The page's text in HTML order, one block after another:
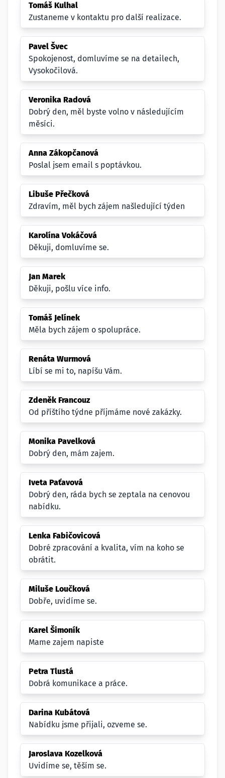
Tomáš Kulhal
Zustaneme v kontaktu pro další realizace.
Pavel Švec
Spokojenost, domluvíme se na detailech,
Vysokočilová.
Veronika Radová
Dobrý den, měl byste volno v následujícím
měsíci.
Anna Zákopčanová
Poslal jsem email s poptávkou.
Libuše Přečková
Zdravím, měl bych zájem našledující týden
Karolína Vokáčová
Děkuji, domluvíme se.
Jan Marek
Děkuji, pošlu více info.
Tomáš Jelínek
Měla bych zájem o spolupráce.
Renáta Wurmová
Líbí se mi to, napíšu Vám.
Zdeněk Francouz
Od příštího týdne příjmáme nové zakázky.
Monika Pavelková
Dobrý den, mám zajem.
Iveta Paťavová
Dobrý den, ráda bych se zeptala na cenovou
nabídku.
Lenka Fabičovicová
Dobré zpracování a kvalita, vím na koho se
obrátit.
Miluše Loučková
Dobře, uvidíme se.
Karel Šimoník
Mame zajem napiste
Petra Tlustá
Dobrá komunikace a práce.
Darina Kubátová
Nabídku jsme přijali, ozveme se.
Jaroslava Kozelková
Uvidíme se, těším se.